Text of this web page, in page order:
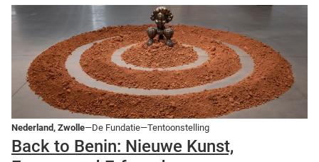
Nederland, Zwolle—De Fundatie—Tentoonstelling
Back to Benin: Nieuwe Kunst,